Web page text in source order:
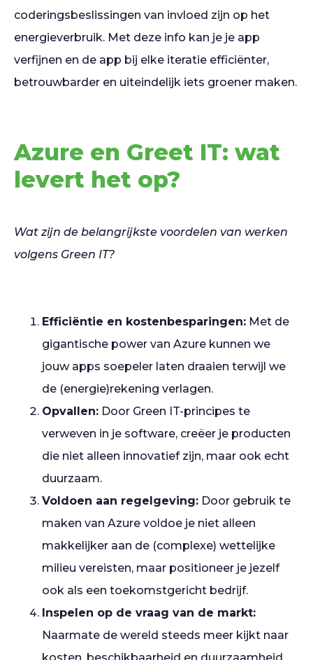
coderingsbeslissingen van invloed zijn op het
energieverbruik. Met deze info kan je je app
verfijnen en de app bij elke iteratie efficiënter,
betrouwbarder en uiteindelijk iets groener maken.
Azure en Greet IT: wat
levert het op?
Wat zijn de belangrijkste voordelen van werken
volgens Green IT?
Efficiëntie en kostenbesparingen: Met de
gigantische power van Azure kunnen we
jouw apps soepeler laten draaien terwijl we
de (energie)rekening verlagen.
Opvallen: Door Green IT-principes te
verweven in je software, creëer je producten
die niet alleen innovatief zijn, maar ook echt
duurzaam.
Voldoen aan regelgeving: Door gebruik te
maken van Azure voldoe je niet alleen
makkelijker aan de (complexe) wettelijke
milieu vereisten, maar positioneer je jezelf
ook als een toekomstgericht bedrijf.
Inspelen op de vraag van de markt:
Naarmate de wereld steeds meer kijkt naar